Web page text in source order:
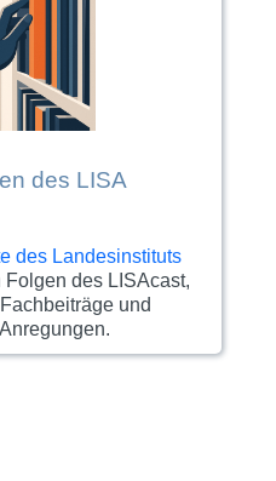
des LISA
des Landesinstituts
des LISAcast,
und